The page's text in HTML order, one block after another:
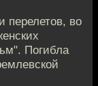
перелетов, во
Погибла